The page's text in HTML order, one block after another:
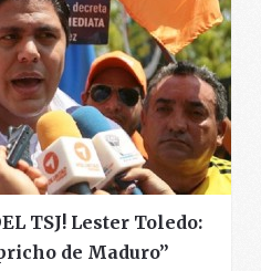
TSJ! Lester Toledo:
de Maduro”